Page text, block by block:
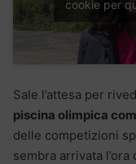
cookie per
Sale l’attesa per
piscina olimpica
delle competizioni
sembra arrivata